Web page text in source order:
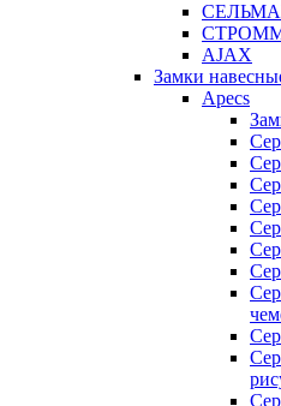
AJAX
Замки
Apecs